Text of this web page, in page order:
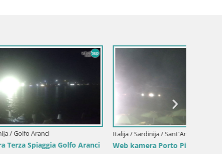
Aranci
Italija / Sardinija / Sant'Anna Arresi
Web kamera Porto Pino – Pogled uživo iz